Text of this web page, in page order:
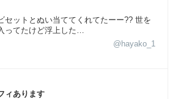
セットとぬい当ててくれてたーー?? 世を
ってたけど浮上した…
@hayako_1
ィあります